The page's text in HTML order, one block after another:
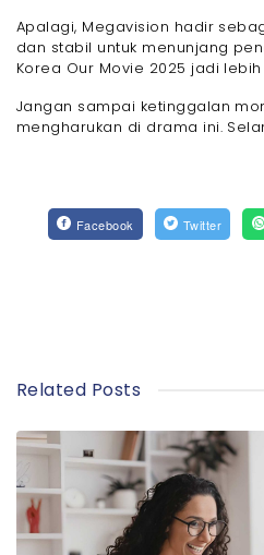
Apalagi, Megavision hadir
dan stabil untuk menunjang
Korea Our Movie 2025 jadi
Jangan sampai ketinggalan
mengharukan di drama ini.
Facebook Twitter
Related Posts